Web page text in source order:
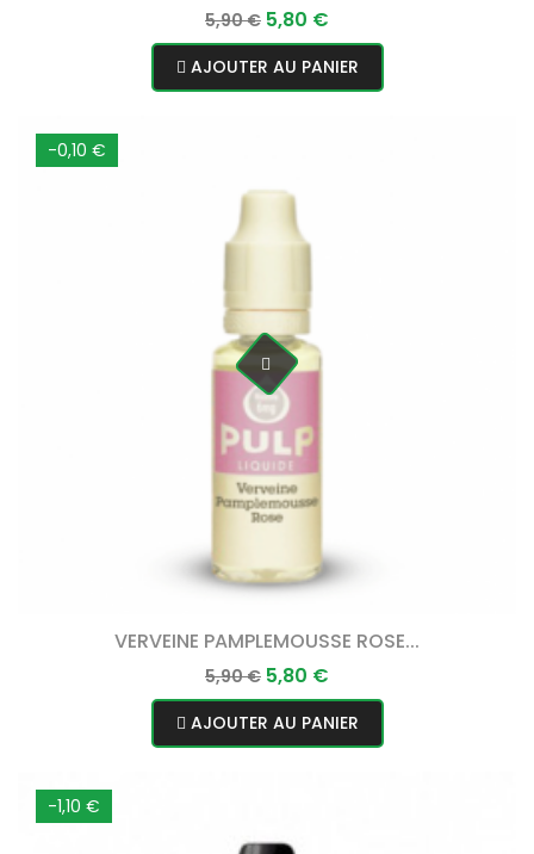
Prix
normal
5,90 € Prix
5,80 €
AJOUTER AU PANIER
-0,10 €
VERVEINE PAMPLEMOUSSE ROSE...
Prix
normal
5,90 € Prix
5,80 €
AJOUTER AU PANIER
-1,10 €